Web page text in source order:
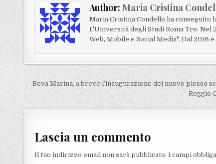
Author: Maria Cristina
Maria Cristina Condello ha
L'Università degli Studi Roma Tre. Nel
Web, Mobile e Social Media". Dal
Navigazione articoli
← Bova Marina, a breve l’inaugurazione del nuovo plesso
Reggio
Lascia un commento
Il tuo indirizzo email non sarà pubblicato. I campi